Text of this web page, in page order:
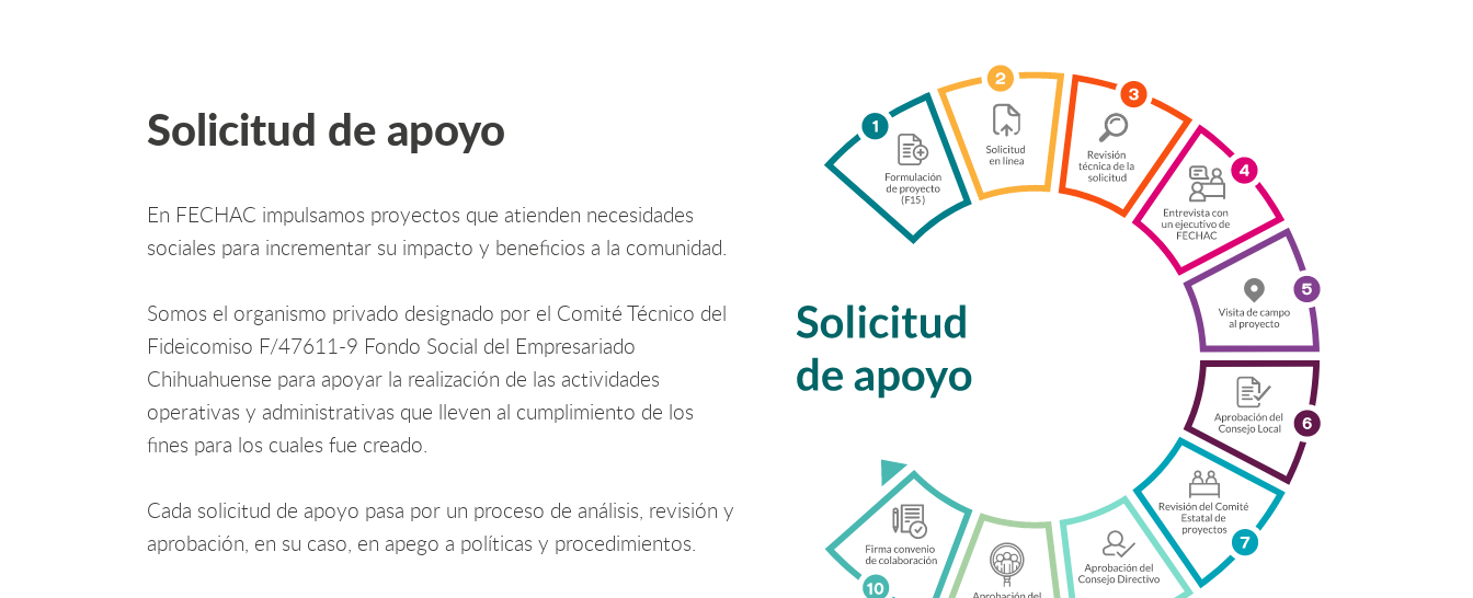
Solicitud de apoyo
En FECHAC impulsamos proyectos que atienden necesidades
sociales para incrementar su impacto y beneficios a la comunidad.
Somos el organismo privado designado por el Comité Técnico del
Fideicomiso F/47611-9 Fondo Social del Empresariado
Chihuahuense para apoyar la realización de las actividades
operativas y administrativas que lleven al cumplimiento de los
fines para los cuales fue creado.
Cada solicitud de apoyo pasa por un proceso de análisis, revisión y
aprobación, en su caso, en apego a políticas y procedimientos.